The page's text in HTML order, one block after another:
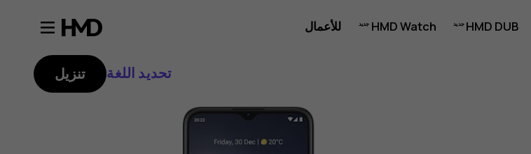
HMD DUB
HMD Watch
للأعمال
تحديد اللغة تنزيل